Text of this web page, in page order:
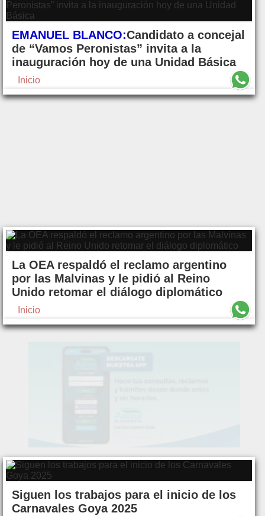
EMANUEL BLANCO:Candidato a concejal
de “Vamos Peronistas” invita a la
inauguración hoy de una Unidad Básica
Inicio
La OEA respaldó el reclamo argentino
por las Malvinas y le pidió al Reino
Unido retomar el diálogo diplomático
Inicio
Siguen los trabajos para el inicio de los
Carnavales Goya 2025